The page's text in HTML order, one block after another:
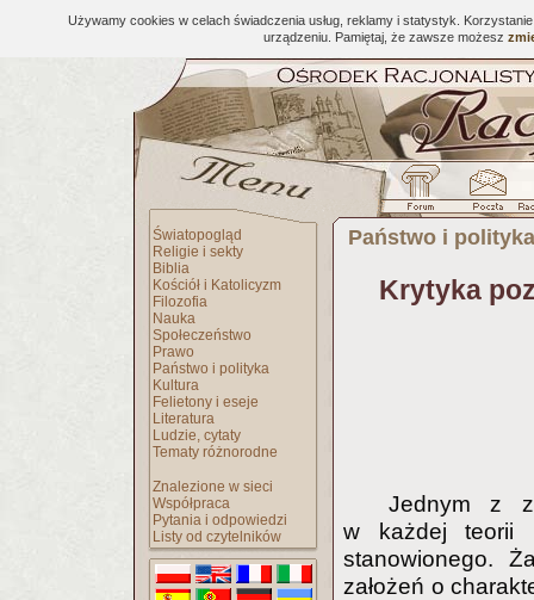
Używamy cookies w celach świadczenia usług, reklamy i statystyk.
urządzeniu. Pamiętaj, że zawsze możesz
Światopogląd
Religie i sekty
Biblia
Kościół i Katolicyzm
Filozofia
Nauka
Społeczeństwo
Prawo
Państwo i polityka
Kultura
Felietony i eseje
Literatura
Ludzie, cytaty
Tematy różnorodne
Znalezione w sieci
Współpraca
Pytania i odpowiedzi
Listy od czytelników
Państwo i polityka
Krytyka
Jednym z
w każdej teorii
stanowionego.
założeń o